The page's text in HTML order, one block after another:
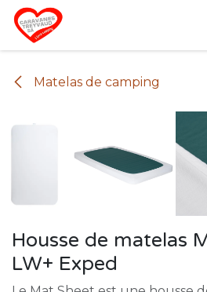
Se rendre au contenu
Matelas de camping
Housse de matelas
LW+ Exped